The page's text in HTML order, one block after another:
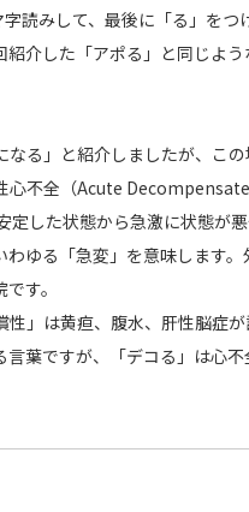
字読みして、最後に「る」をつ
紹介した「アポる」と同じよ
なる」と紹介しましたが、こ
心不全（Acute
定した状態から急激に状態が
わゆる「急変」を意味します。
す。
性」は黄疸、腹水、肝性脳症
言葉ですが、「デコる」は心